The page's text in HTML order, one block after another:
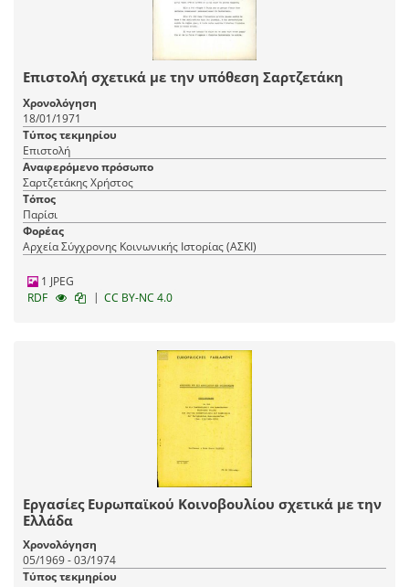
Επιστολή σχετικά με την υπόθεση Σαρτζετάκη
Χρονολόγηση
18/01/1971
Τύπος τεκμηρίου
Επιστολή
Αναφερόμενο πρόσωπο
Σαρτζετάκης Χρήστος
Τόπος
Παρίσι
Φορέας
Αρχεία Σύγχρονης Κοινωνικής Ιστορίας (ΑΣΚΙ)
1 JPEG
RDF
| CC BY-NC 4.0
Εργασίες Ευρωπαϊκού Κοινοβουλίου σχετικά με την
Ελλάδα
Χρονολόγηση
05/1969 - 03/1974
Τύπος τεκμηρίου